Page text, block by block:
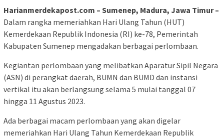
Harianmerdekapost.com – Sumenep, Madura, Jawa Timur –
Dalam rangka memeriahkan Hari Ulang Tahun (HUT)
Kemerdekaan Republik Indonesia (RI) ke-78, Pemerintah
Kabupaten Sumenep mengadakan berbagai perlombaan.
Kegiantan perlombaan yang melibatkan Aparatur Sipil Negara
(ASN) di perangkat daerah, BUMN dan BUMD dan instansi
vertikal itu akan berlangsung selama 5 mulai tanggal 07
hingga 11 Agustus 2023.
Ada berbagai macam perlombaan yang akan digelar
memeriahkan Hari Ulang Tahun Kemerdekaan Republik